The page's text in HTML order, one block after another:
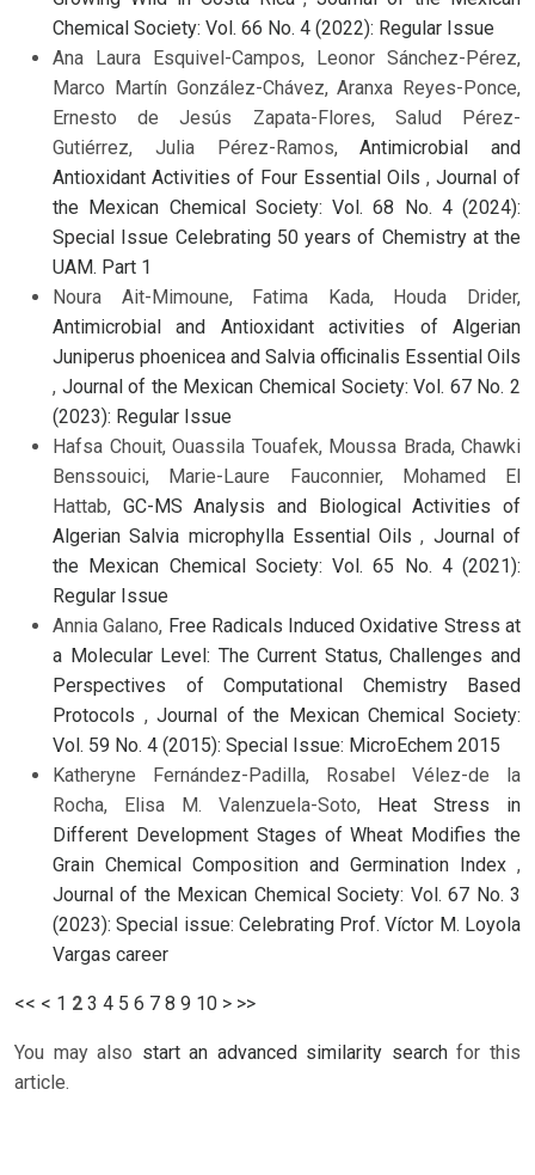
Chemical Society: Vol. 66 No. 4 (2022): Regular Issue
Ana Laura Esquivel-Campos, Leonor Sánchez-Pérez,
Marco Martín González-Chávez, Aranxa Reyes-Ponce,
Ernesto de Jesús Zapata-Flores, Salud Pérez-
Gutiérrez, Julia Pérez-Ramos,Antimicrobial and
Antioxidant Activities of Four Essential Oils , Journal of
the Mexican Chemical Society: Vol. 68 No. 4 (2024):
Special Issue Celebrating 50 years of Chemistry at the
UAM. Part 1
Noura Ait-Mimoune, Fatima Kada, Houda Drider,
Antimicrobial and Antioxidant activities of Algerian
Juniperus phoenicea and Salvia officinalis Essential Oils
, Journal of the Mexican Chemical Society: Vol. 67 No. 2
(2023): Regular Issue
Hafsa Chouit, Ouassila Touafek, Moussa Brada, Chawki
Benssouici, Marie-Laure Fauconnier, Mohamed El
Hattab, GC-MS Analysis and Biological Activities of
Algerian Salvia microphylla Essential Oils, Journal of
the Mexican Chemical Society: Vol. 65 No. 4 (2021):
Regular Issue
Annia Galano, Free Radicals Induced Oxidative Stress at
a Molecular Level: The Current Status, Challenges and
Perspectives of Computational Chemistry Based
Protocols ,Journal of the Mexican Chemical Society:
Vol. 59 No. 4 (2015): Special Issue: MicroEchem 2015
Katheryne Fernández-Padilla, Rosabel Vélez-de la
Rocha, Elisa M. Valenzuela-Soto, Heat Stress in
Different Development Stages of Wheat Modifies the
Grain Chemical Composition and Germination Index ,
Journal of the Mexican Chemical Society: Vol. 67 No. 3
(2023): Special issue: Celebrating Prof. Víctor M. Loyola
Vargas career
<< < 1 2 3 4 5 6 7 8 9 10 > >>
You may also start an advanced similarity searchfor this
article.